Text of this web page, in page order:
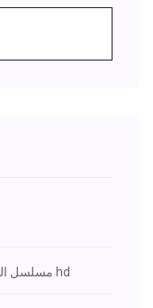
مسلسل المؤسس عثمان الحلقة 5 الخامسة مترجمة hd